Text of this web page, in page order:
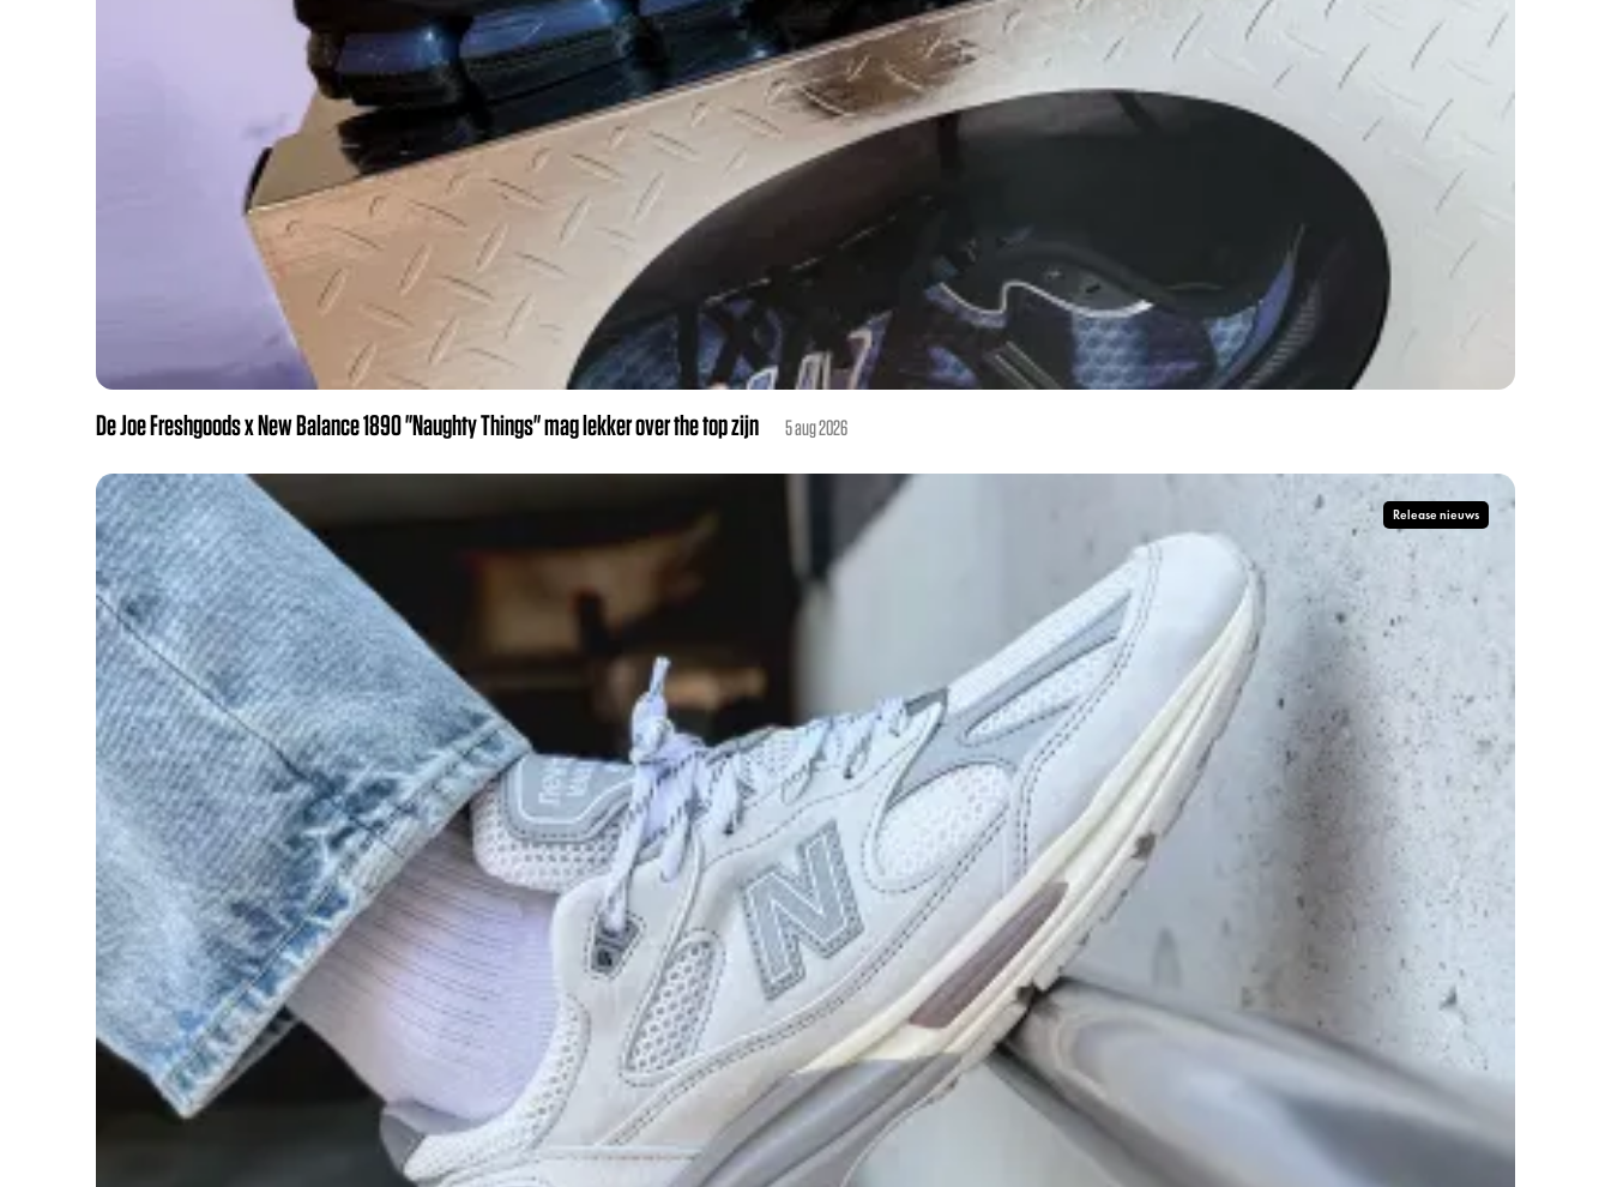
De Joe Freshgoods x New Balance 1890 "Naughty Things" mag lekker over the top zijn 5 aug 2026
Release nieuws